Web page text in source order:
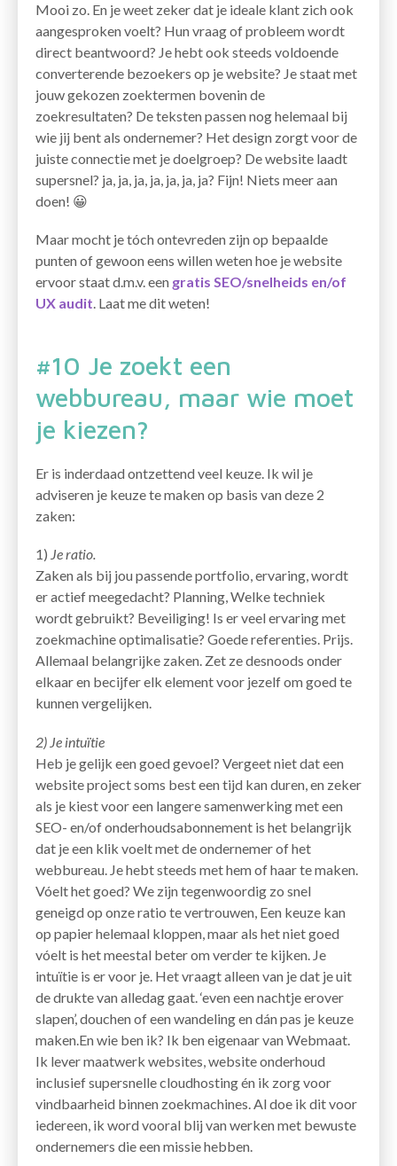
Mooi zo. En je weet zeker dat je ideale klant zich ook
aangesproken voelt? Hun vraag of probleem wordt
direct beantwoord? Je hebt ook steeds voldoende
converterende bezoekers op je website? Je staat met
jouw gekozen zoektermen bovenin de
zoekresultaten? De teksten passen nog helemaal bij
wie jij bent als ondernemer? Het design zorgt voor de
juiste connectie met je doelgroep? De website laadt
supersnel? ja, ja, ja, ja, ja, ja, ja? Fijn! Niets meer aan
doen! 😀
Maar mocht je tóch ontevreden zijn op bepaalde
punten of gewoon eens willen weten hoe je website
ervoor staat d.m.v. een gratis SEO/snelheids en/of
UX audit. Laat me dit weten!
#10 Je zoekt een
webbureau, maar wie moet
je kiezen?
Er is inderdaad ontzettend veel keuze. Ik wil je
adviseren je keuze te maken op basis van deze 2
zaken:
1) Je ratio.
Zaken als bij jou passende portfolio, ervaring, wordt
er actief meegedacht? Planning, Welke techniek
wordt gebruikt? Beveiliging! Is er veel ervaring met
zoekmachine optimalisatie? Goede referenties. Prijs.
Allemaal belangrijke zaken. Zet ze desnoods onder
elkaar en becijfer elk element voor jezelf om goed te
kunnen vergelijken.
2) Je intuïtie
Heb je gelijk een goed gevoel? Vergeet niet dat een
website project soms best een tijd kan duren, en zeker
als je kiest voor een langere samenwerking met een
SEO- en/of onderhoudsabonnement is het belangrijk
dat je een klik voelt met de ondernemer of het
webbureau. Je hebt steeds met hem of haar te maken.
Vóelt het goed? We zijn tegenwoordig zo snel
geneigd op onze ratio te vertrouwen, Een keuze kan
op papier helemaal kloppen, maar als het niet goed
vóelt is het meestal beter om verder te kijken. Je
intuïtie is er voor je. Het vraagt alleen van je dat je uit
de drukte van alledag gaat. ‘even een nachtje erover
slapen’, douchen of een wandeling en dán pas je keuze
maken.En wie ben ik? Ik ben eigenaar van Webmaat.
Ik lever maatwerk websites, website onderhoud
inclusief supersnelle cloudhosting én ik zorg voor
vindbaarheid binnen zoekmachines. Al doe ik dit voor
iedereen, ik word vooral blij van werken met bewuste
ondernemers die een missie hebben.